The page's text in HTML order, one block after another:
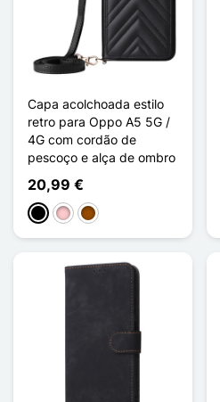
Capa acolchoada estilo
retro para Oppo A5 5G /
4G com cordão de
pescoço e alça de ombro
20,99 €
PretoRosaCastanho